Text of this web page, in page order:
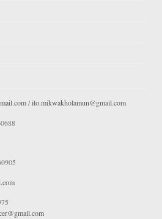
/ito.mikwakholamun@gmail.com